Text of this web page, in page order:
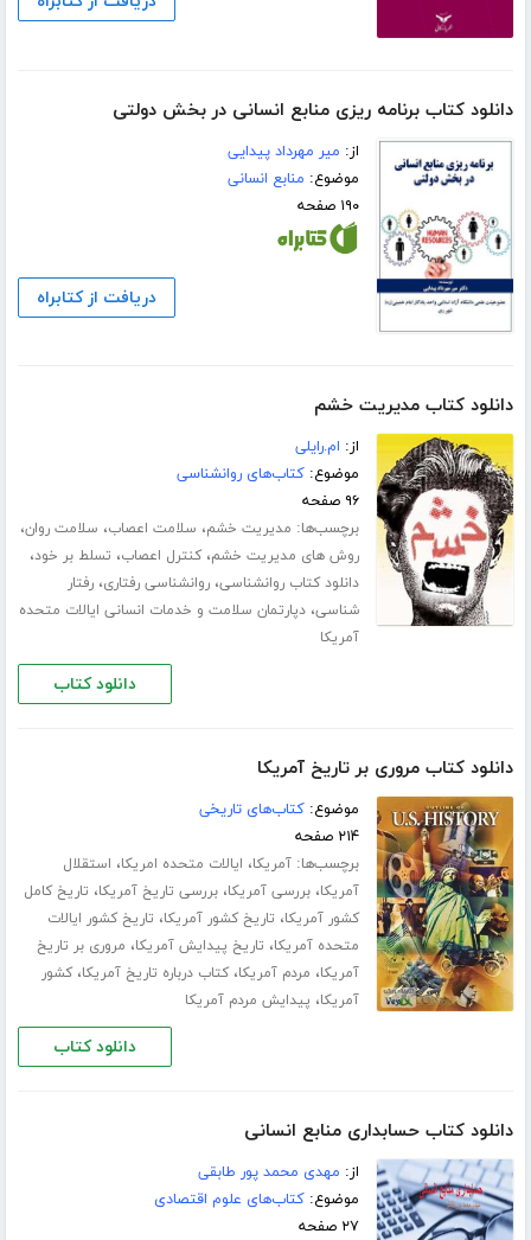
دانلود کتاب برنامه ریزی منابع انسانی در بخش دولتی
از: میر مهرداد پیدایی
موضوع: منابع انسانی
۱۹۰ صفحه
دریافت از کتابراه
دانلود کتاب مدیریت خشم
از: ام.رایلی
موضوع:کتاب‌های روانشناسی
۹۶ صفحه
برچسب‌ها: مدیریت خشم، سلامت اعصاب، سلامت روان،
روش های مدیریت خشم،کنترل اعصاب، تسلط بر خود،
دانلود کتاب روانشناسی،روانشناسی رفتاری،رفتار
شناسی،دپارتمان سلامت و خدمات انسانی ایالات متحده
آمریکا
دانلود کتاب
دانلود کتاب مروری بر تاریخ آمریکا
موضوع:کتاب‌های تاریخی
۲۱۴ صفحه
برچسب‌ها:آمریکا، ایالات متحده امریکا، استقلال
آمریکا،بررسی آمریکا،بررسی تاریخ آمریکا، تاریخ کامل
کشور آمریکا، تاریخ کشور آمریکا، تاریخ کشور ایالات
متحده آمریکا، تاریخ پیدایش آمریکا، مروری بر تاریخ
آمریکا، مردم آمریکا،کتاب درباره تاریخ آمریکا،کشور
آمریکا، پیدایش مردم آمریکا
دانلود کتاب
دانلود کتاب حسابداری منابع انسانی
از: مهدی محمد پور طابقی
موضوع:کتاب‌های علوم اقتصادی
۲۷ صفحه